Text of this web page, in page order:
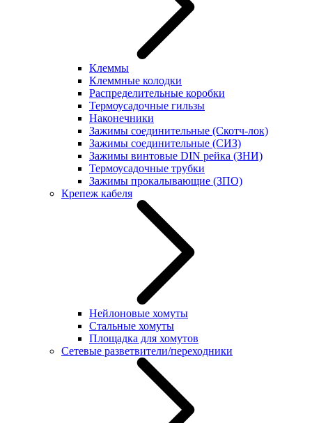
Клеммы
Клеммные колодки
Распределительные коробки
Термоусадочные гильзы
Наконечники
Зажимы соединительные (Скотч-лок)
Зажимы соединительные (СИЗ)
Зажимы винтовые DIN рейка (ЗНИ)
Термоусадочные трубки
Зажимы прокалывающие (ЗПО)
Крепеж кабеля
Нейлоновые хомуты
Стальные хомуты
Площадка для хомутов
Сетевые разветвители/переходники